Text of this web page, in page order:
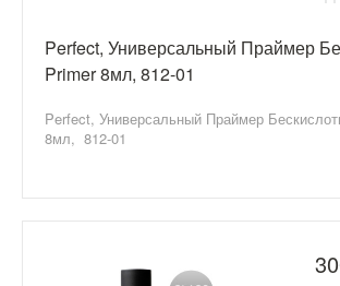
Perfect, Универсальный Праймер
Primer 8мл, 812-01
Perfect, Универсальный Праймер
8мл, 812-01